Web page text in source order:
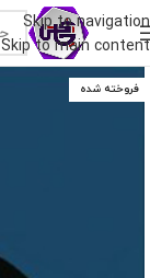
Skip to navigation
Skip to main content
فروخته شده